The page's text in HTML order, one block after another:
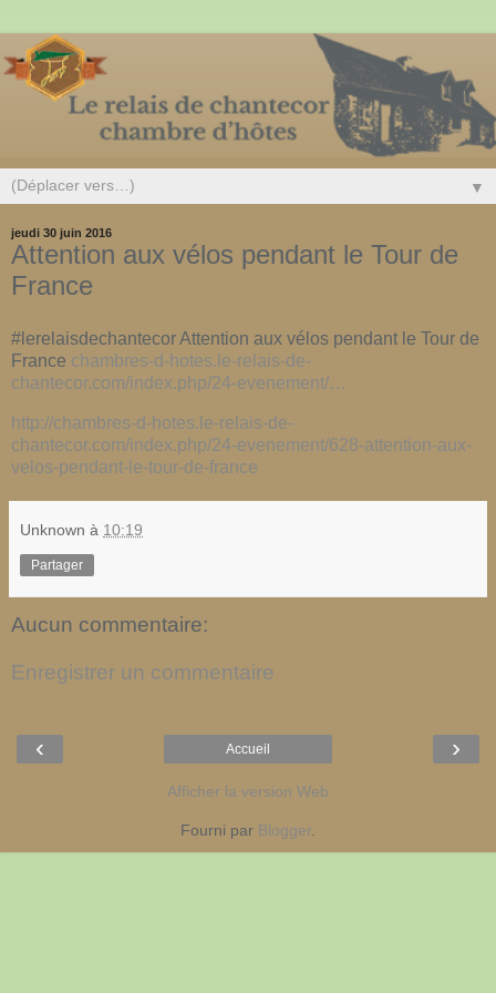
▼
jeudi 30 juin 2016
Attention aux vélos pendant le Tour de
France
#lerelaisdechantecor Attention aux vélos pendant le Tour de
France chambres-d-hotes.le-relais-de-
chantecor.com/index.php/24-evenement/…
http://chambres-d-hotes.le-relais-de-
chantecor.com/index.php/24-evenement/628-attention-aux-
velos-pendant-le-tour-de-france
Unknown à 10:19
Partager
Aucun commentaire:
Enregistrer un commentaire
‹ ›
Accueil
Afficher la version Web
Fourni par Blogger